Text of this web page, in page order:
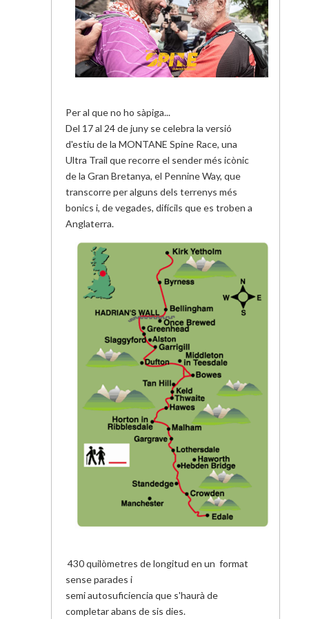
Per al que no ho sàpiga...
Del 17 al 24 de juny se celebra la versió
d'estiu de la MONTANE Spine Race, una
Ultra Trail que recorre el sender més icònic
de la Gran Bretanya, el Pennine Way, que
transcorre per alguns dels terrenys més
bonics i, de vegades, difícils que es troben a
Anglaterra.
430 quilòmetres de longitud en un format
sense parades i
semi autosuficiencia que s'haurà de
completar abans de sis dies.